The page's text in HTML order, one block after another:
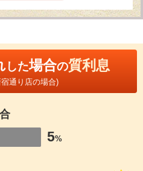
した場合の質利息
通り店の場合)
5%